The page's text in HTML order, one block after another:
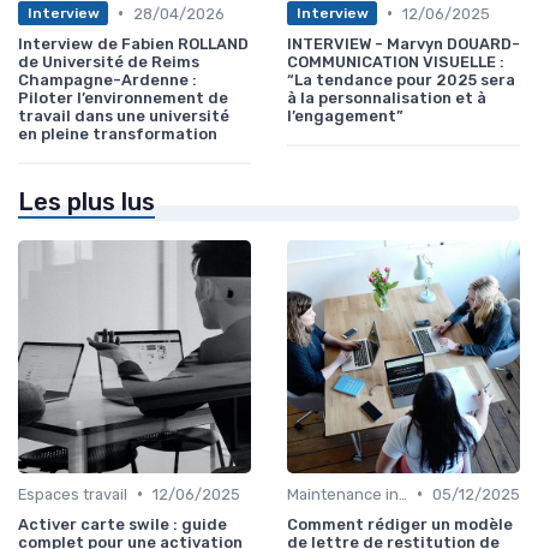
Interview •
28/04/2026
Interview de Fabien ROLLAND
de Université de Reims
Champagne-Ardenne :
Piloter l’environnement de
travail dans une université
en pleine transformation
Interview • 12/06/2025
INTERVIEW - Marvyn DOUARD-
COMMUNICATION VISUELLE :
“La tendance pour 2025 sera
à la personnalisation et à
l’engagement”
Les plus lus
Espaces travail • 12/06/2025
Activer carte swile : guide
complet pour une activation
• 05/12/2025
Comment rédiger un modèle
de lettre de restitution de